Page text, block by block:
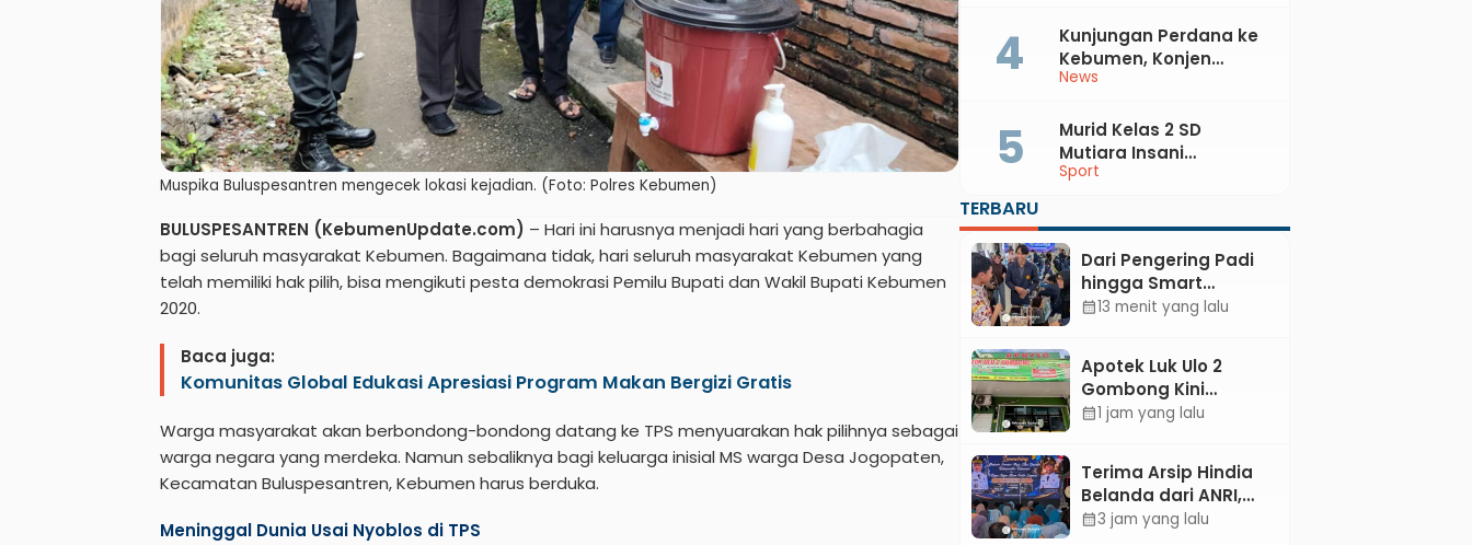
Muspika Buluspesantren mengecek lokasi kejadian. (Foto: Polres Kebumen)
BULUSPESANTREN (KebumenUpdate.com) – Hari ini harusnya menjadi hari yang berbahagia
bagi seluruh masyarakat Kebumen. Bagaimana tidak, hari seluruh masyarakat Kebumen yang
telah memiliki hak pilih, bisa mengikuti pesta demokrasi Pemilu Bupati dan Wakil Bupati Kebumen
2020.
Baca juga:
Komunitas Global Edukasi Apresiasi Program Makan Bergizi Gratis
Warga masyarakat akan berbondong-bondong datang ke TPS menyuarakan hak pilihnya sebagai
warga negara yang merdeka. Namun sebaliknya bagi keluarga inisial MS warga Desa Jogopaten,
Kecamatan Buluspesantren, Kebumen harus berduka.
Meninggal Dunia Usai Nyoblos di TPS
Kabupaten Kebumen
News
Kunjungan Perdana ke
Kebumen, Konjen
Australia Temui Bupati
Sport
Murid Kelas 2 SD
Mutiara Insani
Muhammadiyah
dan Perak di Kejurda
Tapak Suci Kebumen
2026
TERBARU
Dari Pengering Padi
hingga Smart
Parking: Mahasiswa
calendar_month13 menit yang lalu
Apotek Luk Ulo 2
Gombong Kini
Dilengkapi Layanan
calendar_month1 jam yang lalu
Terima Arsip Hindia
Belanda dari ANRI,
Pemkab Kebumen
calendar_month3 jam yang lalu